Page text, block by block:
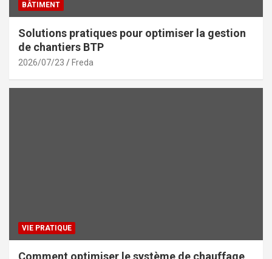
BÂTIMENT
Solutions pratiques pour optimiser la gestion
de chantiers BTP
2026/07/23 Freda
VIE PRATIQUE
Comment optimiser le système de chauffage